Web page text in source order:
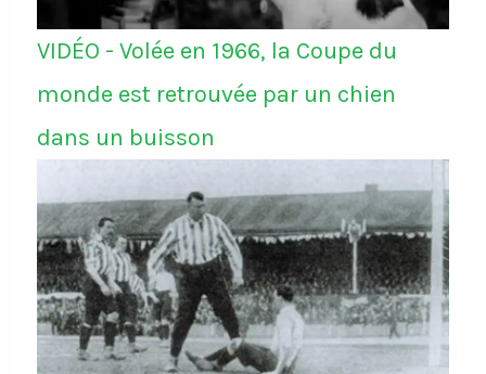
VIDÉO - Volée en 1966, la Coupe du
monde est retrouvée par un chien
dans un buisson